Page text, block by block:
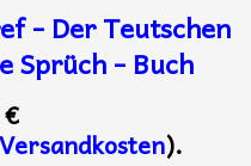
- Der Teutschen
Sprüch - Buch
Versandkosten).